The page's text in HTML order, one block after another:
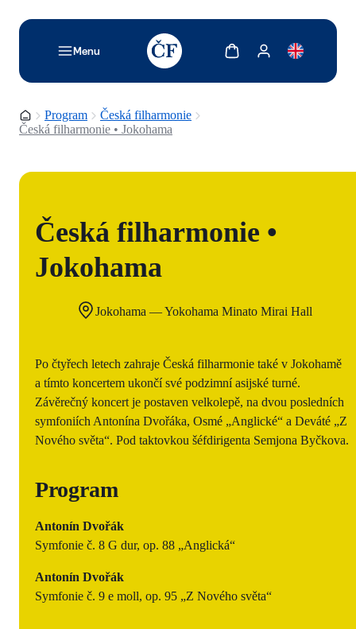
Menu
TODO: Add description for reader
Zobrazit košíkZobrazit můj účet
Domovská stránka
Program
Česká filharmonie
Česká filharmonie • Jokohama
Česká filharmonie •
Jokohama
Jokohama — Yokohama Minato Mirai Hall
Po čtyřech letech zahraje Česká filharmonie také v Jokohamě
a tímto koncertem ukončí své podzimní asijské turné.
Závěrečný koncert je postaven velkolepě, na dvou posledních
symfoniích Antonína Dvořáka, Osmé „Anglické“ a Deváté „Z
Nového světa“. Pod taktovkou šéfdirigenta Semjona Byčkova.
Program
Antonín Dvořák
Symfonie č. 8 G dur, op. 88 „Anglická“
Antonín Dvořák
Symfonie č. 9 e moll, op. 95 „Z Nového světa“